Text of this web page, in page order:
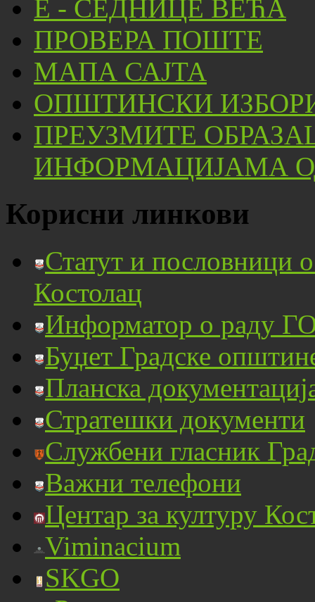
Е - СЕДНИЦЕ ВЕЋА
ПРОВЕРА ПОШТЕ
МАПА САЈТА
ОПШТИНСКИ
ПРЕУЗМИТЕ
ИНФОРМАЦИЈАМА
Корисни линкови
Статут и пословници
Костолац
Информатор о раду
Буџет Градске
Планска
Стратешки документи
Службени гласник
Важни телефони
Центар за културу
Viminacium
SKGO